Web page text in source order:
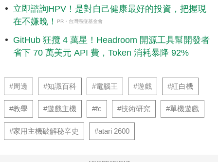
立即諮詢HPV！是對自己健康最好的投資，把握現
在不嫌晚！
PR・台灣癌症基金會
GitHub 狂攬 4 萬星！Headroom 開源工具幫開發者
省下 70 萬美元 API 費，Token 消耗暴降 92%
#周邊 #知識百科 #電腦王 #遊戲 #紅白機
#教學 #遊戲主機 #fc #技術研究 #單機遊戲
#家用主機破解秘辛史 #atari 2600